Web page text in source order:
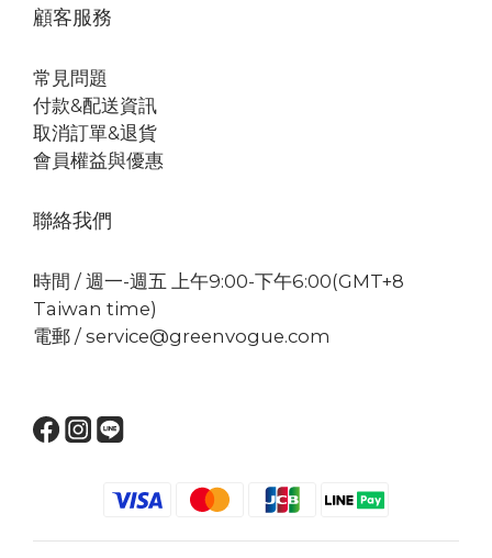
顧客服務
常見問題
付款&配送資訊
取消訂單&退貨
會員權益與優惠
聯絡我們
時間 / 週一-週五 上午9:00-下午6:00(GMT+8
Taiwan time)
電郵 / service@greenvogue.com